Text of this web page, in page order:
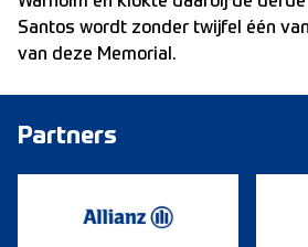
Santos wordt zonder twijfel één
van deze Memorial.
Partners